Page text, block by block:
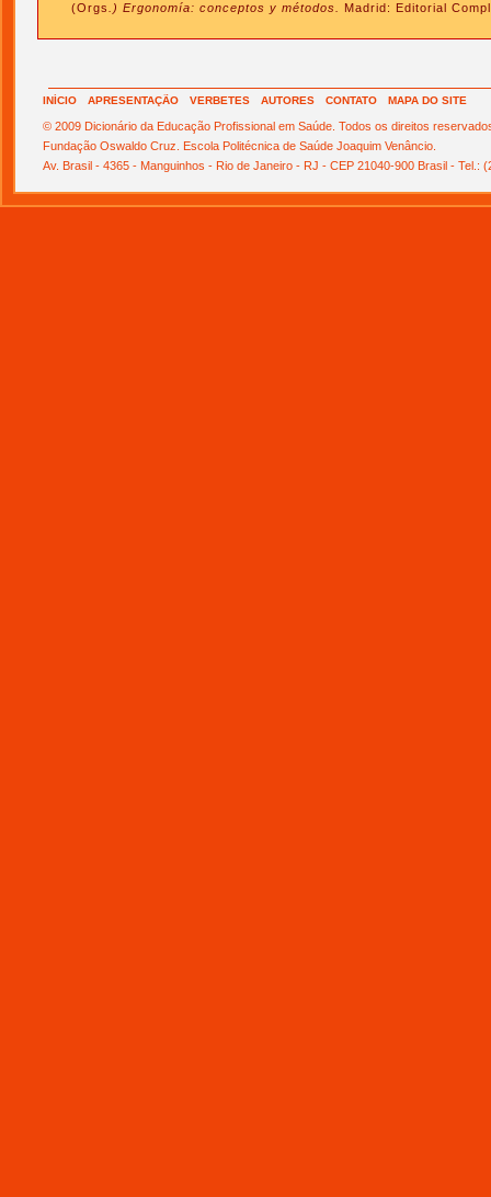
(Orgs .) Ergonomía: conceptos y métodos. Madrid: Editorial
INÍCIO APRESENTAÇÃO VERBETES AUTORES CONTATO MAPA DO SITE
© 2009 Dicionário da Educação Profissional em Saúde. Todos os direitos
Fundação Oswaldo Cruz. Escola Politécnica de Saúde Joaquim Venâncio.
Av. Brasil - 4365 - Manguinhos - Rio de Janeiro - RJ - CEP 21040-900 Brasil - Tel.: